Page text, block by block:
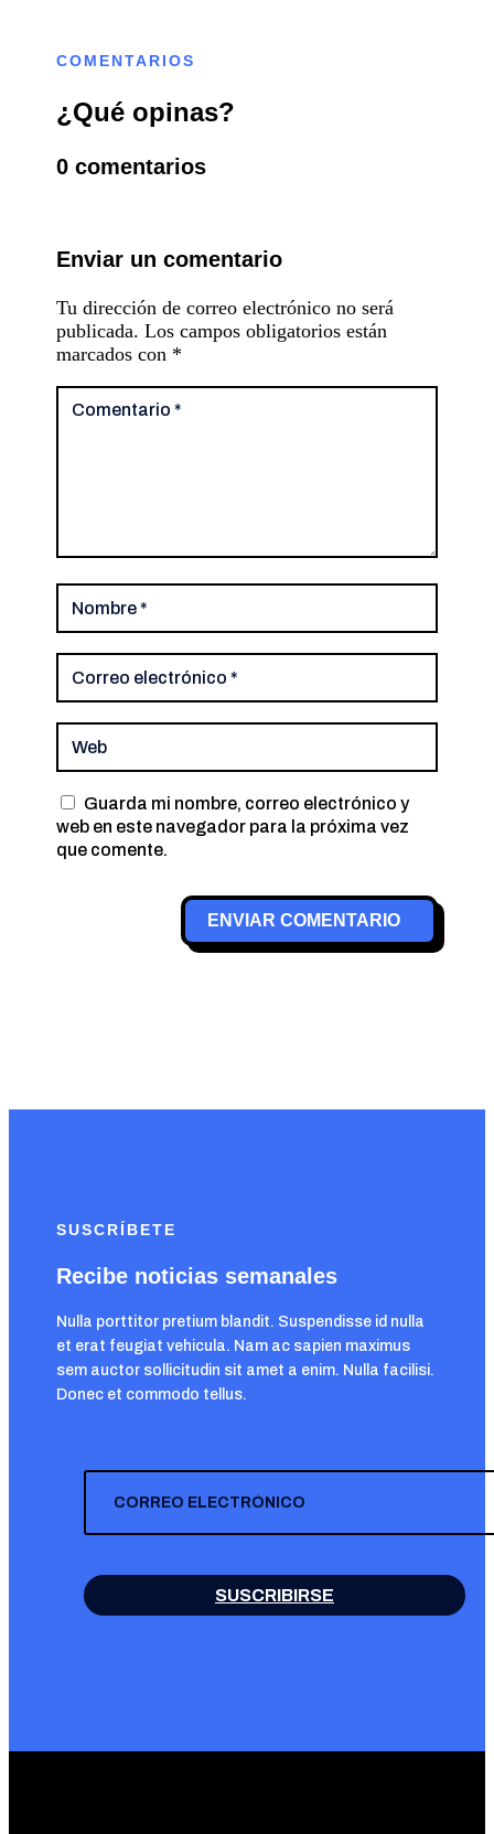
COMENTARIOS
¿Qué opinas?
0 comentarios
Enviar un comentario
Tu dirección de correo electrónico no será
publicada. Los campos obligatorios están
marcados con *
Guarda mi nombre, correo electrónico y
web en este navegador para la próxima vez
que comente.
ENVIAR COMENTARIO
SUSCRÍBETE
Recibe noticias semanales
Nulla porttitor pretium blandit. Suspendisse id nulla
et erat feugiat vehicula. Nam ac sapien maximus
sem auctor sollicitudin sit amet a enim. Nulla facilisi.
Donec et commodo tellus.
SUSCRIBIRSE